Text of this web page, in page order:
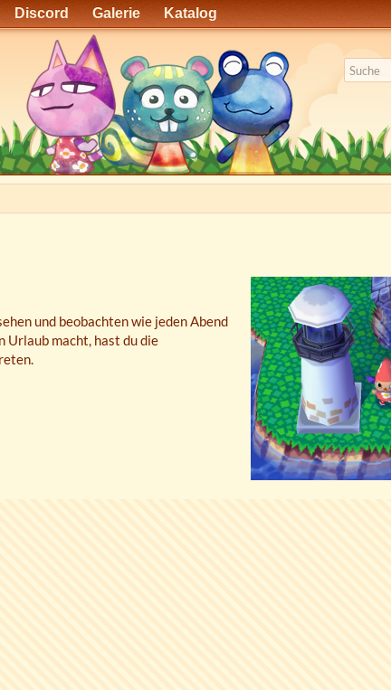
Discord Galerie Katalog
und beobachten wie jeden Abend
Urlaub macht, hast du die